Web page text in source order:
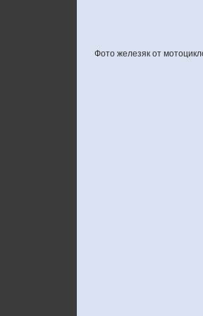
Фото железяк от